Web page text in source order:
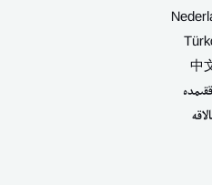
中